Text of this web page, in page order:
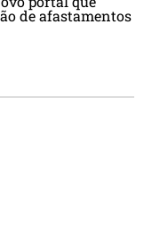
de afastamentos